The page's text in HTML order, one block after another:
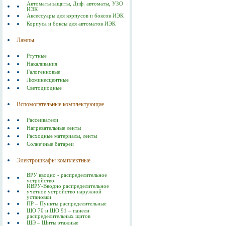
Автоматы защиты, Диф. автоматы, УЗО
ИЭК
Аксессуары для корпусов и боксов ИЭК
Корпуса и боксы для автоматов ИЭК
Лампы
Ртутные
Накаливания
Галогенновые
Люминесцентные
Светодиодные
Вспомогательные комплектующие
Рассеиватели
Нагревательные ленты
Расходные материалы, ленты
Солнечные батареи
Электрошкафы комплектные
ВРУ вводно - распределительное
устройство
ИВРУ-Вводно распределительное
учетное устройство наружной
установки
ПР – Пункты распределительные
ЩО 70 и ЩО 91 – панели
распределительных щитов
ЩЭ – Щиты этажные